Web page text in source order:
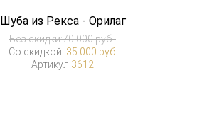
Шуба из Рекса - Орилаг
Без скидки:70 000 руб.
Со скидкой :35 000 руб.
Артикул:3612